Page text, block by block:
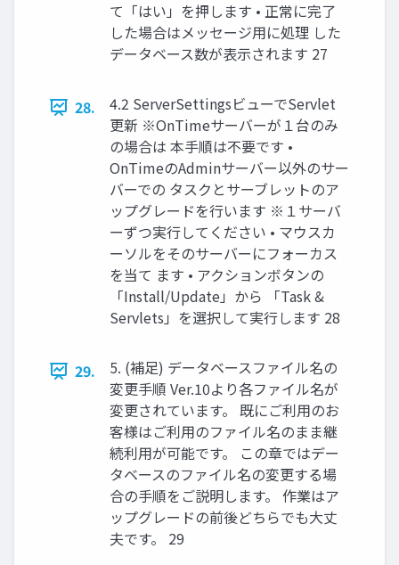
て「はい」を押します • 正常に完了
した場合はメッセージ用に処理 した
データベース数が表示されます 27
28.
4.2 ServerSettingsビューでServlet
更新 ※OnTimeサーバーが１台のみ
の場合は 本手順は不要です •
OnTimeのAdminサーバー以外のサー
バーでの タスクとサーブレットのア
ップグレードを行います ※１サーバ
ーずつ実行してください • マウスカ
ーソルをそのサーバーにフォーカス
を当て ます • アクションボタンの
「Install/Update」から 「Task &
Servlets」を選択して実行します 28
29.
5. (補足) データベースファイル名の
変更手順 Ver.10より各ファイル名が
変更されています。 既にご利用のお
客様はご利用のファイル名のまま継
続利用が可能です。 この章ではデー
タベースのファイル名の変更する場
合の手順をご説明します。 作業はア
ップグレードの前後どちらでも大丈
夫です。 29